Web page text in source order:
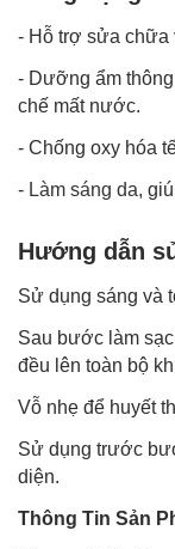
- Hỗ trợ sửa chữa
- Dưỡng ẩm
chế mất nước.
- Chống oxy hóa
- Làm sáng da,
Hướng dẫn
Sử dụng sáng và
Sau bước làm
đều lên toàn bộ
Vỗ nhẹ để huyết
Sử dụng trước
diện.
Thông Tin Sản